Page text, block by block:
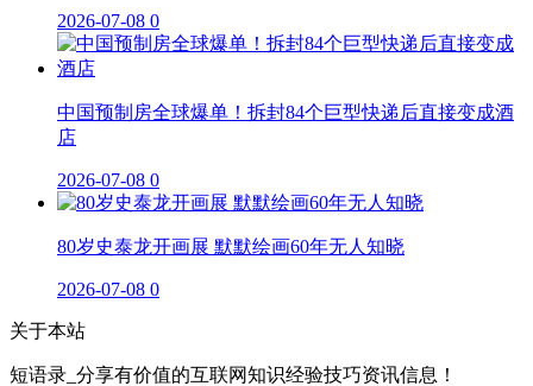
2026-07-08 0
中国预制房全球爆单！拆封84个巨型快递后直接变成酒
店
2026-07-08 0
80岁史泰龙开画展 默默绘画60年无人知晓
2026-07-08 0
关于本站
短语录_分享有价值的互联网知识经验技巧资讯信息！